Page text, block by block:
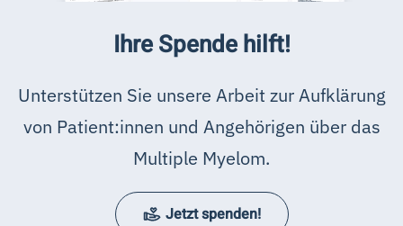
Ihre Spende hilft!
Unterstützen Sie unsere Arbeit zur Aufklärung
von Patient:innen und Angehörigen über das
Multiple Myelom.
Jetzt spenden!